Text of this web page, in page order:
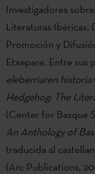
Investigadores
Literaturas Ibéricas.
Promoción y
Etxepare. Entre sus
eleberriaren historia
Hedgehog: The
(Center for Basque
An Anthology of
traducida al
(Arc Publications,